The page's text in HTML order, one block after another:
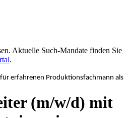
Aktuelle Such-Mandate finden Sie
.
erfahrenen Produktionsfachmann als
(m/w/d) mit